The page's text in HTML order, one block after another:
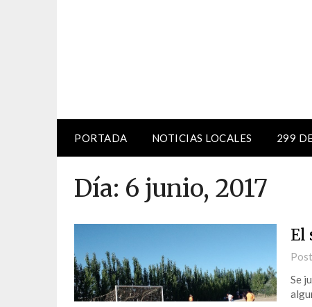
PORTADA NOTICIAS LOCALES 299
Día: 6 junio, 2017
El
Se